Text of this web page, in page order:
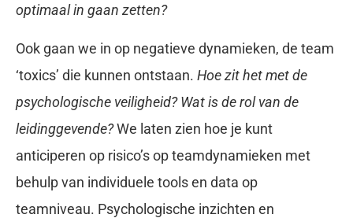
optimaal in gaan zetten?
Ook gaan we in op negatieve dynamieken, de team
‘toxics’ die kunnen ontstaan. Hoe zit het met de
psychologische veiligheid? Wat is de rol van de
leidinggevende?We laten zien hoe je kunt
anticiperen op risico’s op teamdynamieken met
behulp van individuele tools en data op
teamniveau. Psychologische inzichten en